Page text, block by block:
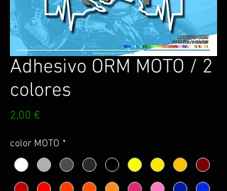
Adhesivo ORM MOTO / 2
colores
2,00 €
color MOTO *